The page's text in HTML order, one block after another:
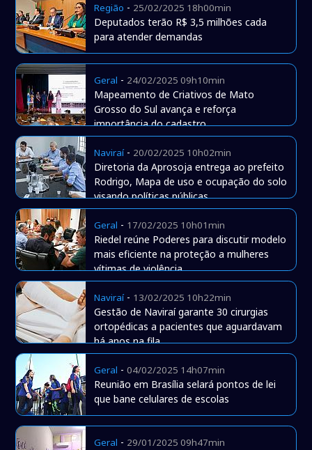
Região - 25/02/2025 18h00min
Deputados terão R$ 3,5 milhões cada
para atender demandas
Geral - 24/02/2025 09h10min
Mapeamento de Criativos de Mato
Grosso do Sul avança e reforça
importância do cadastro
Naviraí- 20/02/2025 10h02min
Diretoria da Aprosoja entrega ao prefeito
Rodrigo, Mapa de uso e ocupação do solo
visando políticas públicas
Geral - 17/02/2025 10h01min
Riedel reúne Poderes para discutir modelo
mais eficiente na proteção a mulheres
vítimas de violência
Naviraí- 13/02/2025 10h22min
Gestão de Naviraí garante 30 cirurgias
ortopédicas a pacientes que aguardavam
há anos na fila
Geral -04/02/2025 14h07min
Reunião em Brasília selará pontos de lei
que bane celulares de escolas
Geral - 29/01/2025 09h47min